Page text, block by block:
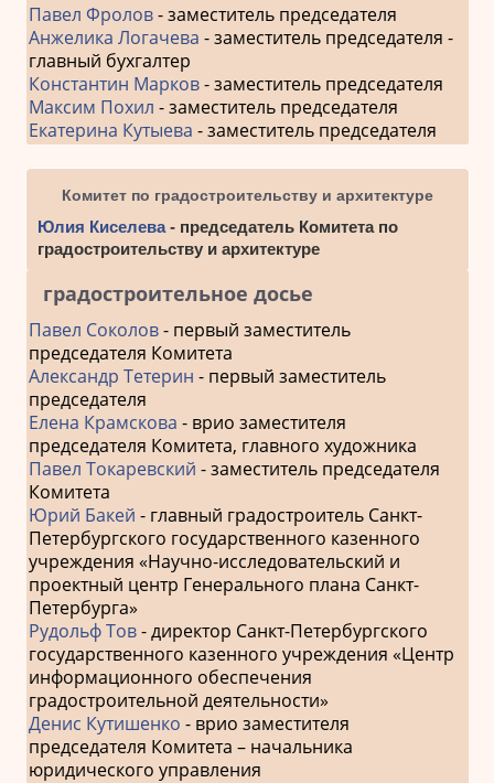
Павел Фролов- заместитель председателя
Анжелика Логачева - заместитель председателя -
главный бухгалтер
Константин Марков- заместитель председателя
Максим Похил - заместитель председателя
Екатерина Кутыева - заместитель председателя
Комитет по градостроительству и архитектуре
Юлия Киселева- председатель Комитета по
градостроительству и архитектуре
градостроительное досье
Павел Соколов- первый заместитель
председателя Комитета
Александр Тетерин - первый заместитель
председателя
Елена Крамскова - врио заместителя
председателя Комитета, главного художника
Павел Токаревский - заместитель председателя
Комитета
Юрий Бакей - главный градостроитель Санкт-
Петербургского государственного казенного
учреждения «Научно-исследовательский и
проектный центр Генерального плана Санкт-
Петербурга»
Рудольф Тов- директор Санкт-Петербургского
государственного казенного учреждения «Центр
информационного обеспечения
градостроительной деятельности»
Денис Кутишенко - врио заместителя
председателя Комитета – начальника
юридического управления